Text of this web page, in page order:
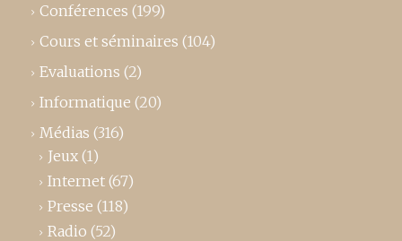
Conférences (199)
Cours et séminaires (104)
Evaluations (2)
Informatique (20)
Médias (316)
Jeux (1)
Internet (67)
Presse (118)
Radio (52)